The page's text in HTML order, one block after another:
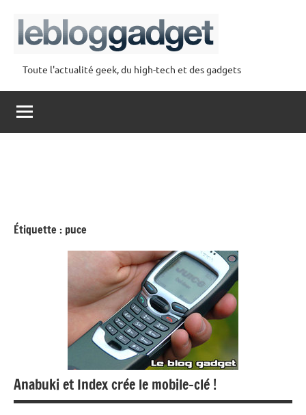
contenu
lebloggadget
Toute l'actualité geek, du high-tech et des gadgets
Étiquette : puce
Anabuki et Index crée le mobile-clé !